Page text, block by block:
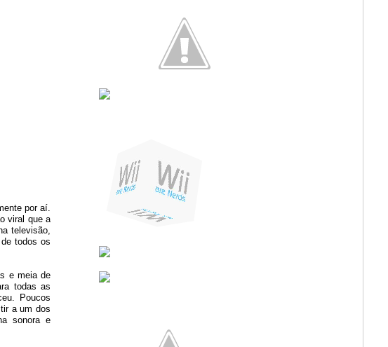
por aí.
viral que a
televisão,
todos os
e meia de
todas as
Poucos
a um dos
sonora e